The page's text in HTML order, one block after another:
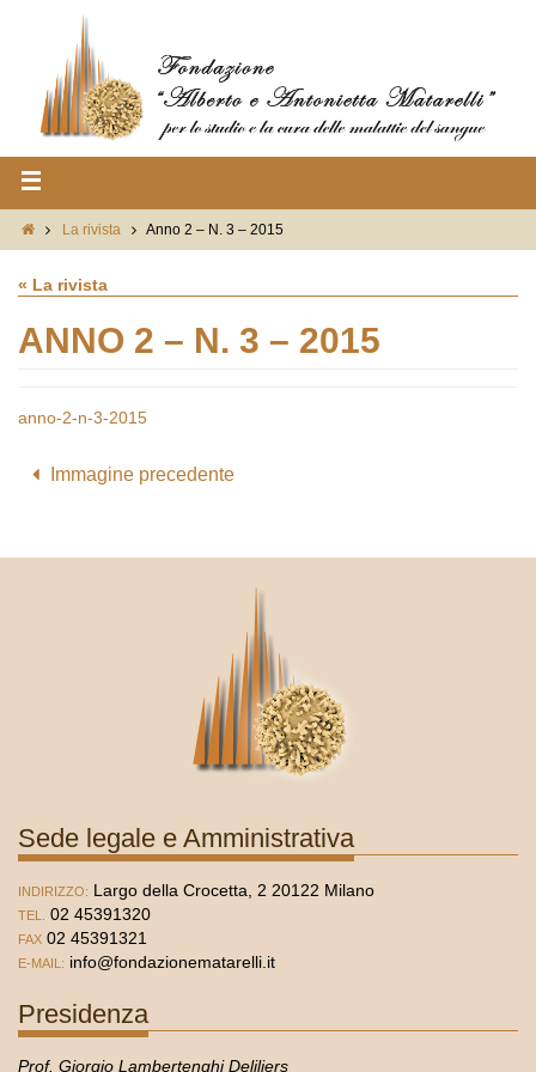
La rivista Anno 2 – N. 3 – 2015
« La rivista
ANNO 2 – N. 3 – 2015
anno-2-n-3-2015
Immagine precedente
Sede legale e Amministrativa
INDIRIZZO: Largo della Crocetta, 2 20122 Milano
TEL. 02 45391320
FAX 02 45391321
E-MAIL: info@fondazionematarelli.it
Presidenza
Prof. Giorgio Lambertenghi Deliliers